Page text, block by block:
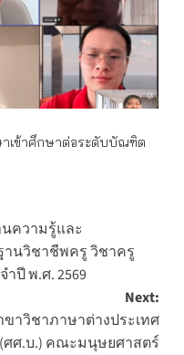
เข้าศึกษาต่อระดับบัณฑิต
ความรู้และ
นวิชาชีพครู วิชาครู
ปี พ.ศ. 2569
Next:
าวิชาภาษาต่างประเทศ
ศ.บ.) คณะมนุษยศาสตร์